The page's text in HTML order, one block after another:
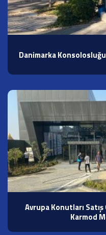
Danimarka
Avrupa Konutları
Karmod